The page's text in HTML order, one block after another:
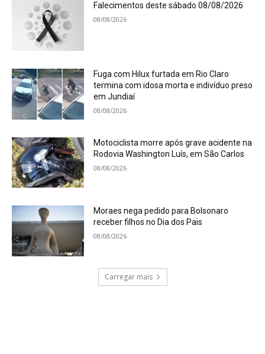
Falecimentos deste sábado 08/08/2026
08/08/2026
Fuga com Hilux furtada em Rio Claro
termina com idosa morta e indivíduo preso
em Jundiaí
08/08/2026
Motociclista morre após grave acidente na
Rodovia Washington Luís, em São Carlos
08/08/2026
Moraes nega pedido para Bolsonaro
receber filhos no Dia dos Pais
08/08/2026
Carregar mais